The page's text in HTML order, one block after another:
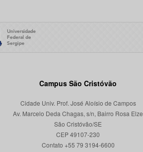
Campus São Cristóvão
Cidade Univ. Prof. José Aloísio de Campos
Av. Marcelo Deda Chagas, s/n, Bairro Rosa Elze
São Cristóvão/SE
CEP 49107-230